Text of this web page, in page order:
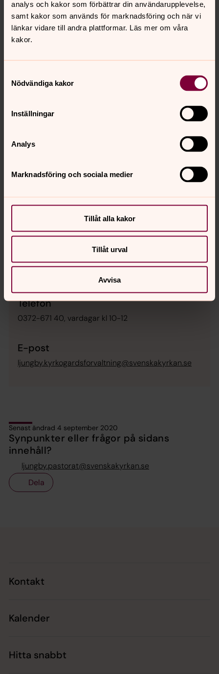
analys och kakor som förbättrar din användarupplevelse,
samt kakor som används för marknadsföring och när vi
länkar vidare till andra plattformar. Läs mer om våra
kakor.
Nödvändiga kakor
Inställningar
Analys
Marknadsföring och sociala medier
Tillåt alla kakor
Tillåt urval
Avvisa
innehavare.
Vid varje sådan gravplats finns en liten skylt med
kontaktinformation till kyrkogårdsförvaltningen. De
efter två år över i förvaltningens ägo – då anses
Kontakta gärna oss om dina adressuppgifter som
för allmänhetens hjälp i sökandet efter
Ljungby kyrkogårdsförvaltning söker just nu
Var finns graven?
Söker du en grav på någon av våra kyrkogårdar? Då kan
Kyrkogårdsexpeditionen
Telefon
0372-671 40, vardagar kl 10-12
E-post
ljungby.kyrkogardsforvaltning@svenskakyrkan.se
Senast ändrad 4 september 2020
Synpunkter eller frågor på sidans
innehåll?
ljungby.pastorat@svenskakyrkan.se
Dela
Kontakt
Kalender
Hitta snabbt